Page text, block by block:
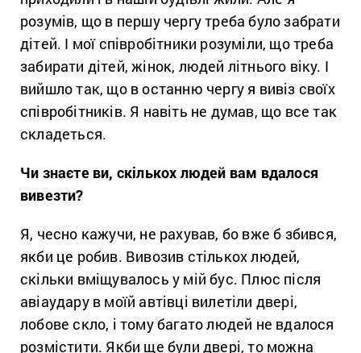
розумів, що в першу чергу треба було забрати
дітей. І мої співробітники розуміли, що треба
забирати дітей, жінок, людей літнього віку. І
вийшло так, що в останню чергу я вивіз своїх
співробітників. Я навіть не думав, що все так
складеться.
Чи знаєте ви, скількох людей вам вдалося
вивезти?
Я, чесно кажучи, не рахував, бо вже б збився,
якби це робив. Вивозив стількох людей,
скільки вміщувалось у мій бус. Плюс після
авіаудару в моїй автівці вилетіли двері,
лобове скло, і тому багато людей не вдалося
розмістити. Якби ще були двері, то можна